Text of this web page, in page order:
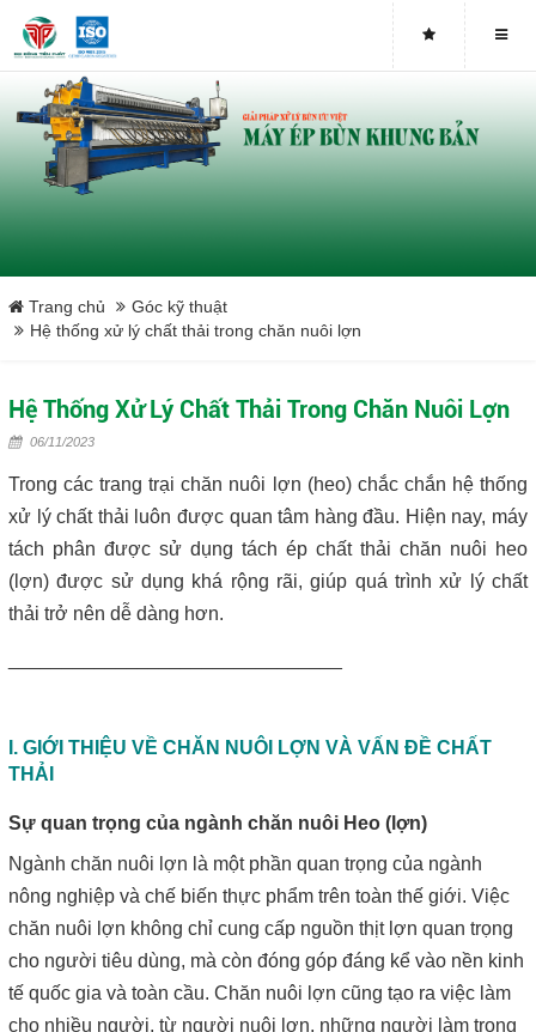
Buy genuine sludge press machines
Belt Press
Screw Press
Máy sấy bùn
Tại sao nên mua máy ép bùn trục vít
Lược rác đầu nguồn
Máy lược rác thô – giải pháp loại bỏ rác hiệu quả trong hệ thống
xử lý nước thải
Giá máy ép bùn 2026 – Báo giá chi tiết theo từng dòng máy và
Close
Trang chủ
Góc kỹ thuật
Hệ thống xử lý chất thải trong chăn nuôi lợn
Hệ Thống Xử Lý Chất Thải Trong Chăn Nuôi Lợn
06/11/2023
Trong các trang trại chăn nuôi lợn (heo) chắc chắn hệ thống
xử lý chất thải luôn được quan tâm hàng đầu. Hiện nay, máy
tách phân được sử dụng tách ép chất thải chăn nuôi heo
(lợn) được sử dụng khá rộng rãi, giúp quá trình xử lý chất
thải trở nên dễ dàng hơn.
I. GIỚI THIỆU VỀ CHĂN NUÔI LỢN VÀ VẤN ĐỀ CHẤT
THẢI
Sự quan trọng của ngành chăn nuôi Heo (lợn)
Ngành chăn nuôi lợn là một phần quan trọng của ngành
nông nghiệp và chế biến thực phẩm trên toàn thế giới. Việc
chăn nuôi lợn không chỉ cung cấp nguồn thịt lợn quan trọng
cho người tiêu dùng, mà còn đóng góp đáng kể vào nền kinh
tế quốc gia và toàn cầu. Chăn nuôi lợn cũng tạo ra việc làm
cho nhiều người, từ người nuôi lợn, những người làm trong